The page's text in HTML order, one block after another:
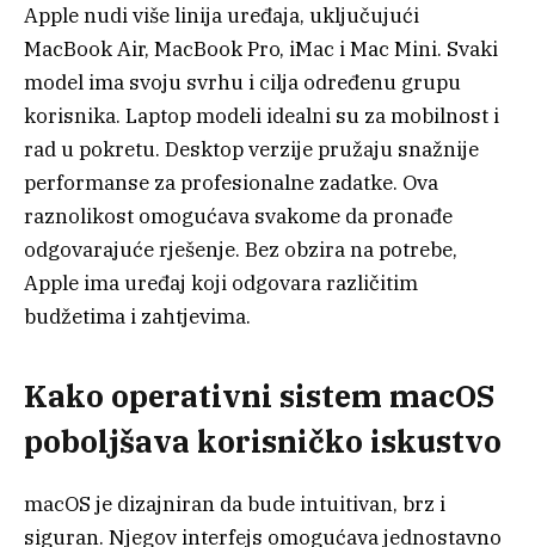
Apple nudi više linija uređaja, uključujući
MacBook Air, MacBook Pro, iMac i Mac Mini. Svaki
model ima svoju svrhu i cilja određenu grupu
korisnika. Laptop modeli idealni su za mobilnost i
rad u pokretu. Desktop verzije pružaju snažnije
performanse za profesionalne zadatke. Ova
raznolikost omogućava svakome da pronađe
odgovarajuće rješenje. Bez obzira na potrebe,
Apple ima uređaj koji odgovara različitim
budžetima i zahtjevima.
Kako operativni sistem macOS
poboljšava korisničko iskustvo
macOS je dizajniran da bude intuitivan, brz i
siguran. Njegov interfejs omogućava jednostavno